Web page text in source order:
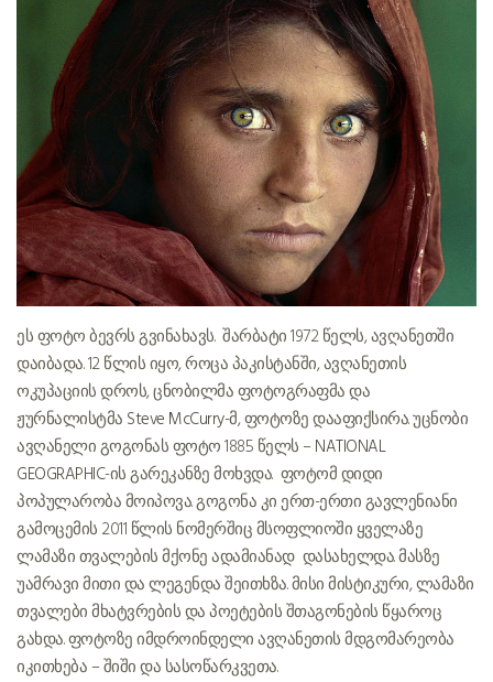
ეს ფოტო ბევრს გვინახავს. შარბატი 1972 წელს, ავღანეთში
დაიბადა. 12 წლის იყო, როცა პაკისტანში, ავღანეთის
ოკუპაციის დროს, ცნობილმა ფოტოგრაფმა და
ჟურნალისტმა Steve McCurry-მ, ფოტოზე დააფიქსირა. უცნობი
ავღანელი გოგონას ფოტო 1885 წელს – NATIONAL
GEOGRAPHIC-ის გარეკანზე მოხვდა. ფოტომ დიდი
პოპულარობა მოიპოვა. გოგონა კი ერთ-ერთი გავლენიანი
გამოცემის 2011 წლის ნომერშიც მსოფლიოში ყველაზე
ლამაზი თვალების მქონე ადამიანად დასახელდა. მასზე
უამრავი მითი და ლეგენდა შეითხზა. მისი მისტიკური, ლამაზი
თვალები მხატვრების და პოეტების შთაგონების წყაროც
გახდა. ფოტოზე იმდროინდელი ავღანეთის მდგომარეობა
იკითხება – შიში და სასოწარკვეთა.